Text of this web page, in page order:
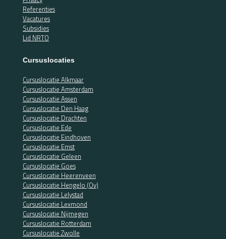
Referenties
Vacatures
Subsidies
Lid NRTO
Cursuslocaties
Cursuslocatie Alkmaar
Cursuslocatie Amsterdam
Cursuslocatie Assen
Cursuslocatie Den Haag
Cursuslocatie Drachten
Cursuslocatie Ede
Cursuslocatie Eindhoven
Cursuslocatie Emst
Cursuslocatie Geleen
Cursuslocatie Goes
Cursuslocatie Heerenveen
Cursuslocatie Hengelo (Ov)
Cursuslocatie Lelystad
Cursuslocatie Lexmond
Cursuslocatie Nijmegen
Cursuslocatie Rotterdam
Cursuslocatie Zwolle